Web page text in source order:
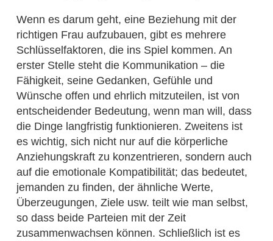
Wenn es darum geht, eine Beziehung mit der
richtigen Frau aufzubauen, gibt es mehrere
Schlüsselfaktoren, die ins Spiel kommen. An
erster Stelle steht die Kommunikation – die
Fähigkeit, seine Gedanken, Gefühle und
Wünsche offen und ehrlich mitzuteilen, ist von
entscheidender Bedeutung, wenn man will, dass
die Dinge langfristig funktionieren. Zweitens ist
es wichtig, sich nicht nur auf die körperliche
Anziehungskraft zu konzentrieren, sondern auch
auf die emotionale Kompatibilität; das bedeutet,
jemanden zu finden, der ähnliche Werte,
Überzeugungen, Ziele usw. teilt wie man selbst,
so dass beide Parteien mit der Zeit
zusammenwachsen können. Schließlich ist es